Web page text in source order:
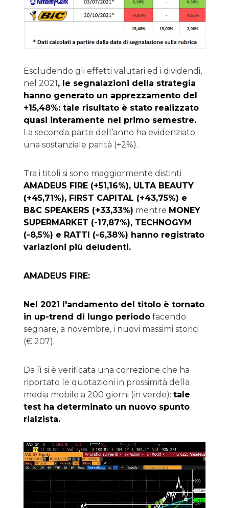
Escludendo gli effetti valutari ed i dividendi,
nel 2021 , le segnalazioni della strategia
hanno generato un apprezzamento del
+15,48%: tale risultato è stato realizzato
quasi interamente nel primo semestre.
La seconda parte dell’anno ha evidenziato
una sostanziale parità (+2%).
Tra i titoli si sono maggiormente distinti
AMADEUS FIRE (+51,16%), ULTA BEAUTY
(+45,71%), FIRST CAPITAL (+43,75%) e
B&C SPEAKERS (+33,33%) mentre MONEY
SUPERMARKET (-17,87%), TECHNOGYM
(-8,5%) e RATTI (-6,38%) hanno registrato
variazioni più deludenti.
AMADEUS FIRE:
Nel 2021 l'andamento del titolo è tornato
in up-trend di lungo periodo facendo
segnare, a novembre, i nuovi massimi storici
(€ 207).
Da lì si è verificata una correzione che ha
riportato le quotazioni in prossimità della
media mobile a 200 giorni (in verde): tale
test ha determinato un nuovo spunto
rialzista.